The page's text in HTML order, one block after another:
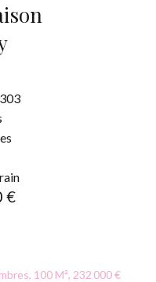
€
100 M², 232 000 €